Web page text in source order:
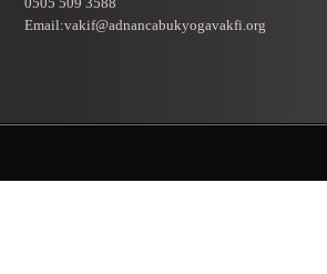
Email:vakif@adnancabukyogavakfi.org